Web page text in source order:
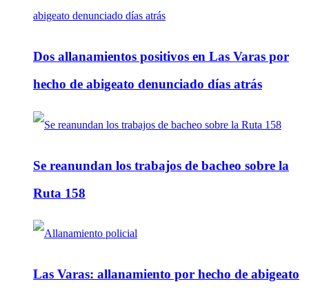
Dos allanamientos positivos en Las Varas por
hecho de abigeato denunciado días atrás
Se reanundan los trabajos de bacheo sobre la
Ruta 158
Las Varas: allanamiento por hecho de abigeato